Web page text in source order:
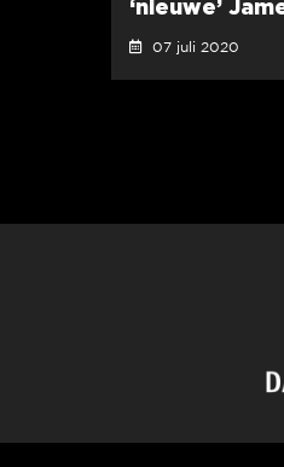
‘nieuwe’
07 juli 2020